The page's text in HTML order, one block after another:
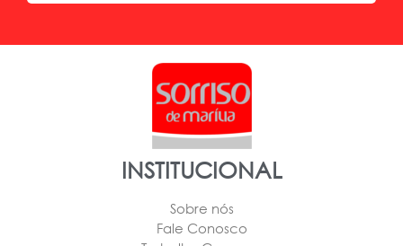
INSTITUCIONAL
Sobre nós
Fale Conosco